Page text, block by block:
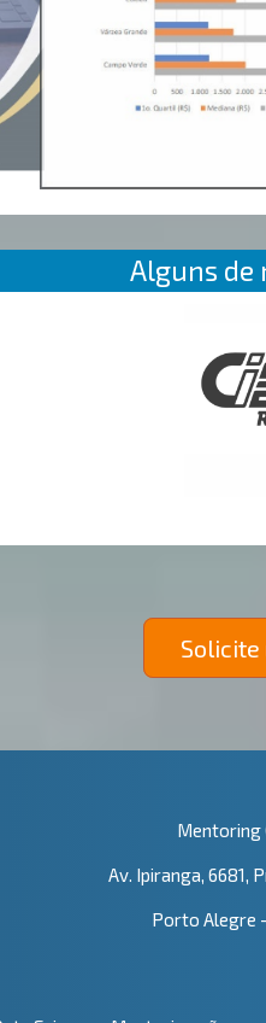
Alguns de
Solicite
Mentoring
Av. Ipiranga, 6681,
Porto Alegre